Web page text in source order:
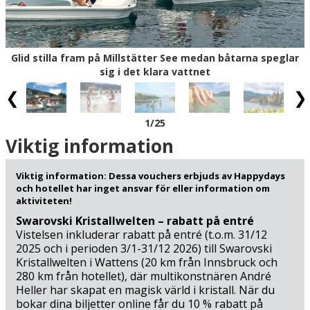
gör vandringen till ett äventyr. Här kan hela familjen
kombinera lek, rörelse och naturupplevelser i det fria –
och det finns plats för både fartfyllda aktiviteter och
lugna, gemensamma stunder.
När du vill uppleva mer än sjö och berg väntar små och
stora äventyr i området. Barnen kommer att älska
Freizeitpark Fresach med paintball och gokart (19 km),
medan Granatium i Radenthein bjuder på roliga och
lärorika upplevelser med granater och mineraler (19 km).
Små, stillsamma upplevelser hittar du på Bonsai
Museum, där japansk precision och tålamod skapar
fridfulla miljöer (4 km), eller vid Burg Sommeregg, där
medeltidsstämning och riddarspel under
sommarmånaderna väcker äventyret hos hela familjen (6
km). Naturälskare kan uppleva Ragga-ravinen med
dånande vattenfall och dramatiska klippbroar (37 km)
eller vandra i Biosphärenpark Nockberge, där
blommande ängar, mjukt formade bergstoppar och
fridfulla stigar ger utrymme för både fördjupning och lek
Glid stilla fram på Millstätter See medan båtarna speglar
sig i det klara vattnet
1/25
Viktig information
Viktig information: Dessa vouchers erbjuds av Happydays
och hotellet har inget ansvar för eller information om
aktiviteten!
Swarovski Kristallwelten – rabatt på entré
Vistelsen inkluderar rabatt på entré (t.o.m. 31/12
2025 och i perioden 3/1-31/12 2026) till Swarovski
Kristallwelten i Wattens (20 km från Innsbruck och
280 km från hotellet), där multikonstnären André
Heller har skapat en magisk värld i kristall. När du
bokar dina biljetter online får du 10 % rabatt på